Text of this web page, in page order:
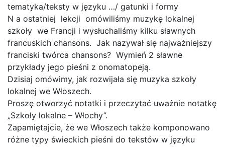
tematyka/teksty w języku …/ gatunki i formy
N a ostatniej lekcji omówiliśmy muzykę lokalnej
szkoły we Francji i wysłuchaliśmy kilku sławnych
francuskich chansons. Jak nazywał się najważniejszy
franciski twórca chansons? Wymień 2 sławne
przykłady jego pieśni z onomatopeją.
Dzisiaj omówimy, jak rozwijała się muzyka szkoły
lokalnej we Włoszech.
Proszę otworzyć notatki i przeczytać uważnie notatkę
„Szkoły lokalne – Włochy”.
Zapamiętajcie, że we Włoszech także komponowano
różne typy świeckich pieśni do tekstów w języku